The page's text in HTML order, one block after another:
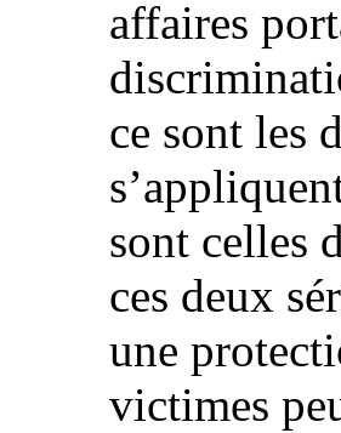
affaires
ce sont les
sont celles
ces deux
une
victimes